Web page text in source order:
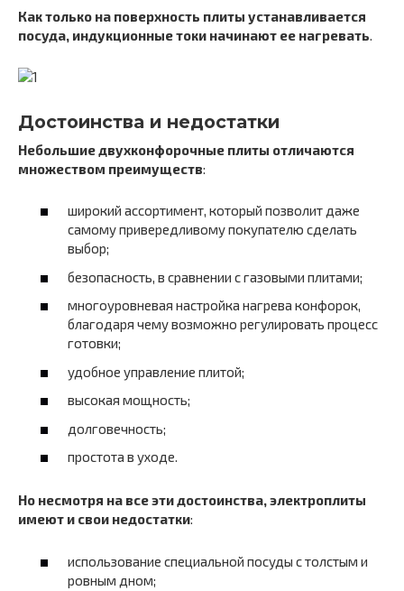
Как только на поверхность плиты устанавливается
посуда, индукционные токи начинают ее нагревать.
Достоинства и недостатки
Небольшие двухконфорочные плиты отличаются
множеством преимуществ:
широкий ассортимент, который позволит даже
самому привередливому покупателю сделать
выбор;
безопасность, в сравнении с газовыми плитами;
многоуровневая настройка нагрева конфорок,
благодаря чему возможно регулировать процесс
готовки;
удобное управление плитой;
высокая мощность;
долговечность;
простота в уходе.
Но несмотря на все эти достоинства, электроплиты
имеют и свои недостатки:
использование специальной посуды с толстым и
ровным дном;